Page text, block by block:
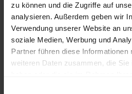
zu können und die Zugriffe auf
analysieren. Außerdem geben wir
Verwendung unserer Website an
soziale Medien, Werbung und
Partner führen diese Informationen
weiteren Daten zusammen, die Sie
lose Ware
September
Januar
250 €
Die aktuelle Preisentwicklung für
können Sie jederzeit auf unserer